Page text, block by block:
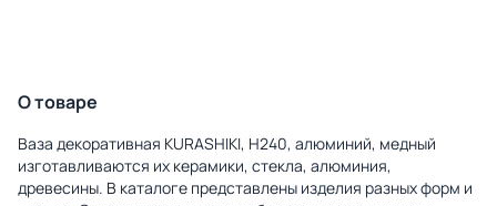
О товаре
Ваза декоративная KURASHIKI, H240, алюминий, медный
изготавливаются их керамики, стекла, алюминия,
древесины. В каталоге представлены изделия разных форм и